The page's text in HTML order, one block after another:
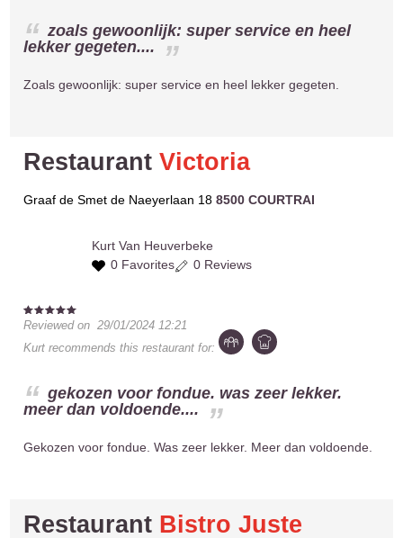
zoals gewoonlijk: super service en heel
lekker gegeten....
Zoals gewoonlijk: super service en heel lekker gegeten.
Restaurant Victoria
Graaf de Smet de Naeyerlaan 188500 COURTRAI
Kurt Van Heuverbeke
0 Favorites
0 Reviews
Reviewed on29/01/2024 12:21
Kurt recommends this restaurant for:
gekozen voor fondue. was zeer lekker.
meer dan voldoende....
Gekozen voor fondue. Was zeer lekker. Meer dan voldoende.
Restaurant Bistro Juste